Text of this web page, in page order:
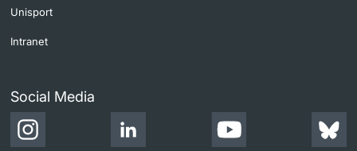
Unisport
Intranet
Social Media